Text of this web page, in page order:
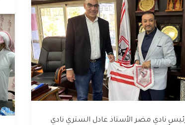
رئيس نادي مضر الأستاذ عادل الستري نادي